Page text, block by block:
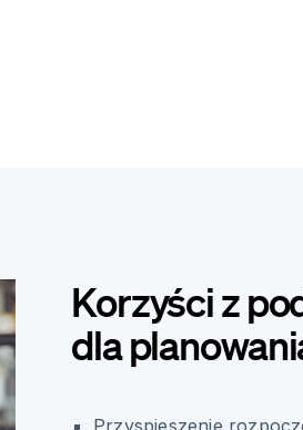
Korzyści z
dla
Przyspieszenie